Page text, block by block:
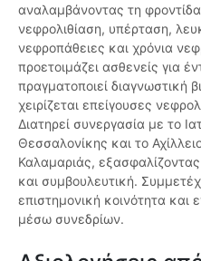
αναλαμβάνοντας τη
νεφρολιθίαση, υπέρταση,
νεφροπάθειες και χρόνια
προετοιμάζει ασθενείς για
πραγματοποιεί διαγνωστική
χειρίζεται επείγουσες
Διατηρεί συνεργασία με το
Θεσσαλονίκης και το
Καλαμαριάς,
και συμβουλευτική.
επιστημονική κοινότητα και
μέσω συνεδρίων.